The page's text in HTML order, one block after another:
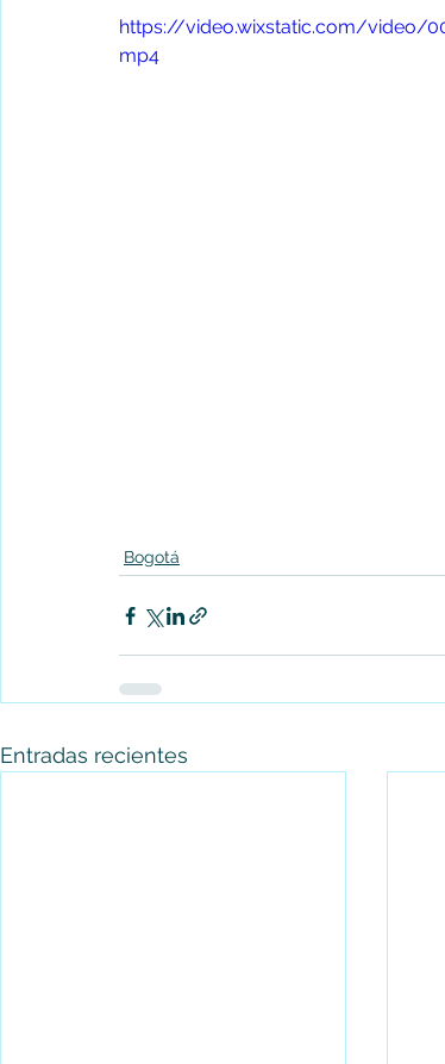
https://video.wixstatic.com/video/
mp4
Bogotá
Entradas recientes